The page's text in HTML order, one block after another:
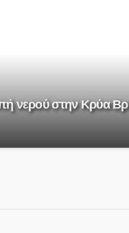
νερού στην Κρύα